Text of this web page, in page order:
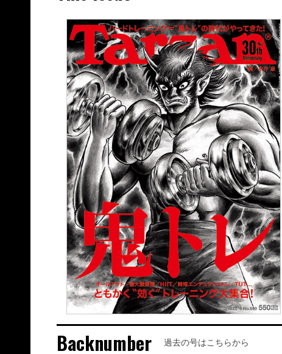
Backnumber 過去の号はこちらから